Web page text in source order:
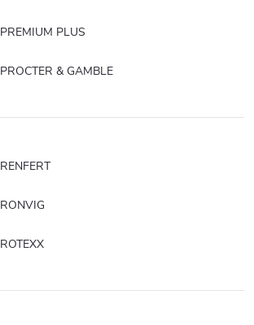
PREMIUM PLUS
PROCTER & GAMBLE
RENFERT
RONVIG
ROTEXX